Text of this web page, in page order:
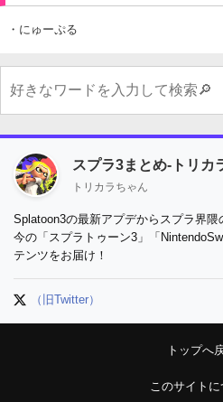
・にゅーぷる
スプラ3まとめ-トリカ
トリカラちゃん
Splatoon3の最新アプデからスプラ界
今の「スプラトゥーン3」「
テンツをお届け！
（旧Twitter）
トップへ
このサイトに